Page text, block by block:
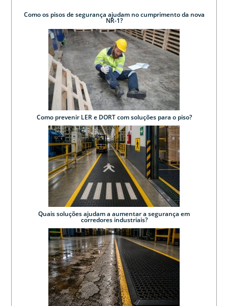
Como os pisos de segurança ajudam no cumprimento da nova
NR-1?
Como prevenir LER e DORT com soluções para o piso?
Quais soluções ajudam a aumentar a segurança em
corredores industriais?